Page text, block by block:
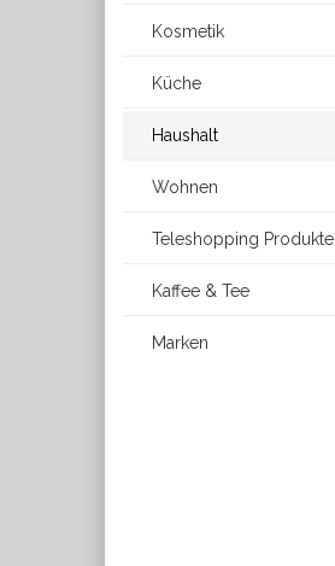
Kosmetik
Küche
Haushalt
Wohnen
Teleshopping Produkte
Kaffee & Tee
Marken